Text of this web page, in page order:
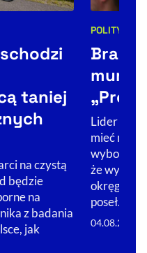
taniej
na czystą
będzie
na
z badania
jak
POLITYKA
Braun
Lider
mieć
że
okręgów.
poseł…
04.08.2026